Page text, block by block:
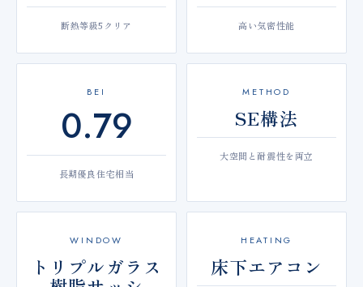
断熱等級5クリア 高い気密性能
BEI
0.79
長期優良住宅相当
METHOD
SE構法
大空間と耐震性を両立
WINDOW
トリプルガラス
HEATING
床下エアコン